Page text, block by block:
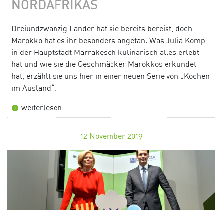
NORDAFRIKAS
Dreiundzwanzig Länder hat sie bereits bereist, doch
Marokko hat es ihr besonders angetan. Was Julia Komp
in der Hauptstadt Marrakesch kulinarisch alles erlebt
hat und wie sie die Geschmäcker Marokkos erkundet
hat, erzählt sie uns hier in einer neuen Serie von „Kochen
im Ausland“.
weiterlesen
12 November 2019